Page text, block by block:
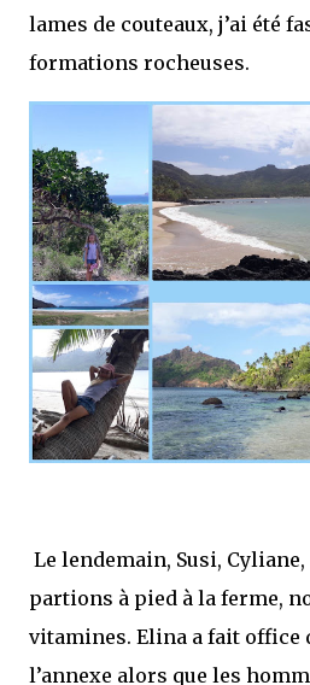
lames de couteaux, j’ai été
formations rocheuses.
Le lendemain, Susi,
partions à pied à la ferme,
vitamines. Elina a fait office
l’annexe alors que les